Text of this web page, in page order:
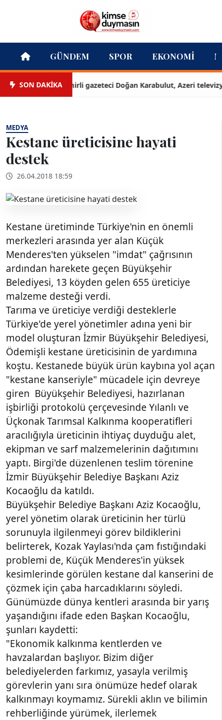
GÜNDEM SPOR EKONOMI
SON DAKİKAİzmirli gazeteci Doğan Karabulut, Azeri
MEDYA
Kestane üreticisine hayati
destek
26.04.2018 18:59
Kestane üretiminde Türkiye'nin en önemli
merkezleri arasında yer alan Küçük
Menderes'ten yükselen "imdat" çağrısının
ardından harekete geçen Büyükşehir
Belediyesi, 13 köyden gelen 655 üreticiye
malzeme desteği verdi.
Tarıma ve üreticiye verdiği desteklerle
Türkiye'de yerel yönetimler adına yeni bir
model oluşturan İzmir Büyükşehir Belediyesi,
Ödemişli kestane üreticisinin de yardımına
koştu. Kestanede büyük ürün kaybına yol açan
"kestane kanseriyle" mücadele için devreye
giren Büyükşehir Belediyesi, hazırlanan
işbirliği protokolü çerçevesinde Yılanlı ve
Üçkonak Tarımsal Kalkınma kooperatifleri
aracılığıyla üreticinin ihtiyaç duyduğu alet,
ekipman ve sarf malzemelerinin dağıtımını
yaptı. Birgi'de düzenlenen teslim törenine
İzmir Büyükşehir Belediye Başkanı Aziz
Kocaoğlu da katıldı.
Büyükşehir Belediye Başkanı Aziz Kocaoğlu,
yerel yönetim olarak üreticinin her türlü
sorunuyla ilgilenmeyi görev bildiklerini
belirterek, Kozak Yaylası'nda çam fıstığındaki
problemi de, Küçük Menderes'in yüksek
kesimlerinde görülen kestane dal kanserini de
çözmek için çaba harcadıklarını söyledi.
Günümüzde dünya kentleri arasında bir yarış
yaşandığını ifade eden Başkan Kocaoğlu,
şunları kaydetti:
"Ekonomik kalkınma kentlerden ve
havzalardan başlıyor. Bizim diğer
belediyelerden farkımız, yasayla verilmiş
görevlerin yanı sıra önümüze hedef olarak
kalkınmayı koymamız. Sürekli aklın ve bilimin
rehberliğinde yürümek, ilerlemek